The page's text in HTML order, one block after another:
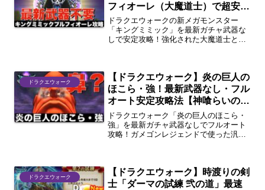
フィオーレ（大魔道士）で超安定
クリア！
ドラクエウォークの新メガモンスター
「キングミミック」を最新ガチャ武器な
しで安定攻略！強化された大魔道士と
ドラクエウォーク
【ドラクエウォーク】炎の巨人の
ほこら・強！最新武器なし・フル
オート安定攻略法【神喰らいの大
剣】
ドラクエウォーク「炎の巨人のほこら・
強」を最新ガチャ武器なしでフルオート
攻略！ガメゴンレジェンドで使った汎用
ドラクエウォーク
【ドラクエウォーク】時渡りの剣
士「ダーマの試練 弐の道」最速